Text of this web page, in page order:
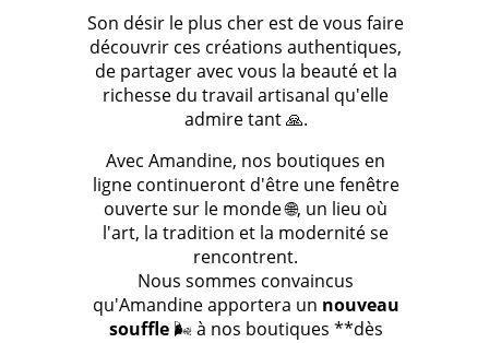
Son désir le plus cher est de vous faire
découvrir ces créations authentiques,
de partager avec vous la beauté et la
richesse du travail artisanal qu'elle
admire tant 🙏.
Avec Amandine, nos boutiques en
ligne continueront d'être une fenêtre
ouverte sur le monde 🌐, un lieu où
l'art, la tradition et la modernité se
rencontrent.
Nous sommes convaincus
qu'Amandine apportera un nouveau
souffle🌬️ à nos boutiques **dès